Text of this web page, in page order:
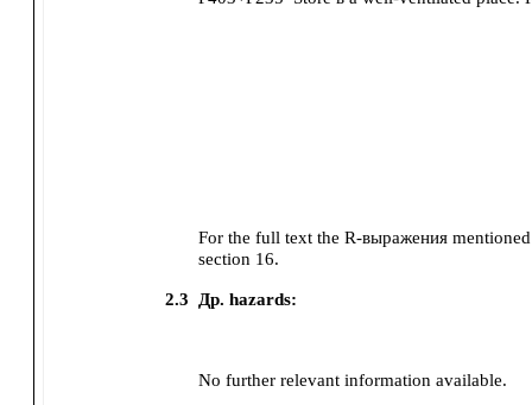
For the full text the R-выражения
section 16.
2.3 Др. hazards:
No further relevant information available.